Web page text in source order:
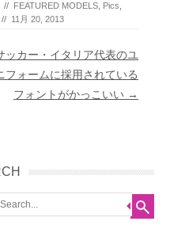
// FEATURED MODELS, Pics
// 11月 20, 2013
ッカー・イタリア代表のユ
フォームに採用されている
フォントがかっこいい →
Search